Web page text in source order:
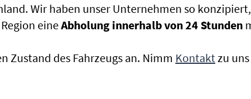
Wir haben unser Unternehmen so
eineAbholung innerhalb von 24 Stunden
Zustand des Fahrzeugs an. Nimm Kontaktzu